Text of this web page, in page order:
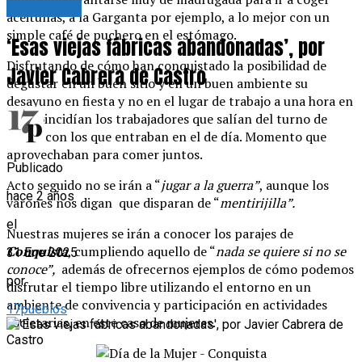
aceitunas, a la Garganta por ejemplo, a lo mejor con un
simple café de puchero en el estómago.
Disfrutando de cómo han conquistado la posibilidad de
degustar en un buen sitio y en un buen ambiente su
desayuno en fiesta y no en el lugar de trabajo a una hora en
que coincidían los trabajadores que salían del turno de
noche con los que entraban en el de día. Momento que
aprovechaban para comer juntos.
Acto seguido no se irán a “jugar a la guerra”, aunque los
varones nos digan que disparan de “mentirijilla”.
Nuestras mujeres se irán a conocer los parajes de
Conquista, cumpliendo aquello de “nada se quiere si no se
conoce”, además de ofrecernos ejemplos de cómo podemos
disfrutar el tiempo libre utilizando el entorno en un
ambiente de convivencia y participación en actividades
societarias, en este caso de mujeres.
‘Esas viejas fábricas abandonadas’, por
Javier Cabrera de Castro
Publicado
hace 2 años
el
31 Ene 2025
por
17pueblos